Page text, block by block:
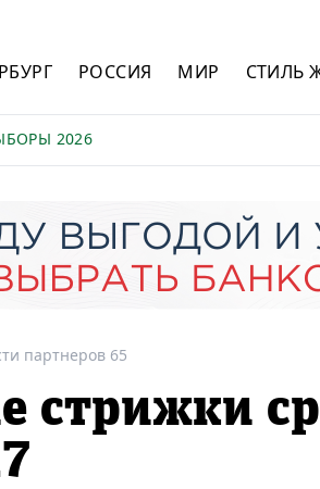
РОССИЯ МИР СТИЛЬ
2026
партнеров 65
стрижки